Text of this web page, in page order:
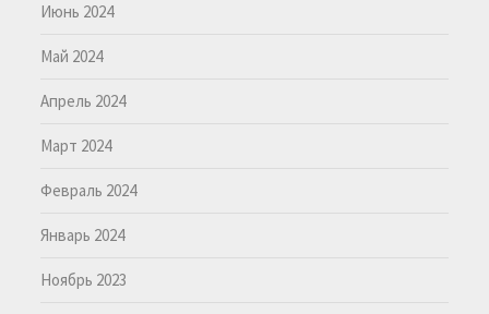
Июнь 2024
Май 2024
Апрель 2024
Март 2024
Февраль 2024
Январь 2024
Ноябрь 2023